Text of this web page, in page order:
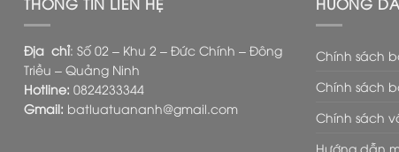
Địa chỉ: Số 02 – Khu 2 – Đức Chính – Đông
Triều – Quảng Ninh
Hotline: 0824233344
Gmail: batluatuananh@gmail.com
Chính sách
Chính sách
Chính sách
Hướng dẫn